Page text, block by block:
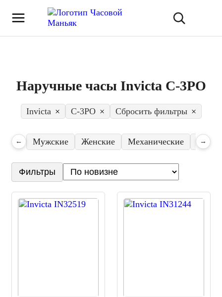
Наручные часы Invicta C-3PO
Invicta × C-3PO × Сбросить фильтры ×
← Мужские Женские Механические →
Фильтры